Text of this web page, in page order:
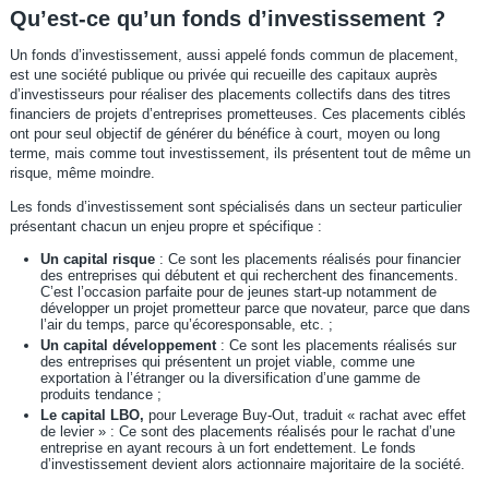
Qu’est-ce qu’un fonds d’investissement ?
Un fonds d’investissement, aussi appelé fonds commun de placement,
est une société publique ou privée qui recueille des capitaux auprès
d’investisseurs pour réaliser des placements collectifs dans des titres
financiers de projets d’entreprises prometteuses. Ces placements ciblés
ont pour seul objectif de générer du bénéfice à court, moyen ou long
terme, mais comme tout investissement, ils présentent tout de même un
risque, même moindre.
Les fonds d’investissement sont spécialisés dans un secteur particulier
présentant chacun un enjeu propre et spécifique :
Un capital risque: Ce sont les placements réalisés pour financier
des entreprises qui débutent et qui recherchent des financements.
C’est l’occasion parfaite pour de jeunes start-up notamment de
développer un projet prometteur parce que novateur, parce que dans
l’air du temps, parce qu’écoresponsable, etc. ;
Un capital développement: Ce sont les placements réalisés sur
des entreprises qui présentent un projet viable, comme une
exportation à l’étranger ou la diversification d’une gamme de
produits tendance ;
Le capital LBO, pour Leverage Buy-Out, traduit « rachat avec effet
de levier » : Ce sont des placements réalisés pour le rachat d’une
entreprise en ayant recours à un fort endettement. Le fonds
d’investissement devient alors actionnaire majoritaire de la société.